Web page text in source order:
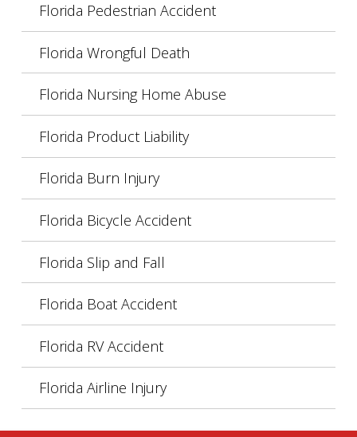
Florida Pedestrian Accident
Florida Wrongful Death
Florida Nursing Home Abuse
Florida Product Liability
Florida Burn Injury
Florida Bicycle Accident
Florida Slip and Fall
Florida Boat Accident
Florida RV Accident
Florida Airline Injury